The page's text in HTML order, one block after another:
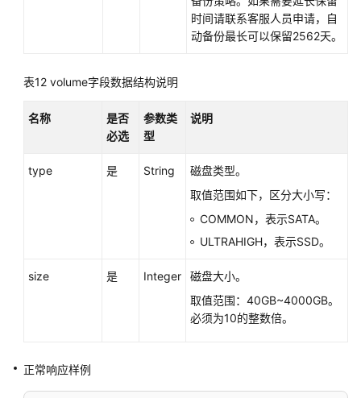
时间请联系客服人员申请，自
动备份最长可以保留2562天。
表12 volume字段数据结构说明
名称
是否
必选
参数类
型
说明
type 是 String
磁盘类型。
取值范围如下，区分大小写：
COMMON，表示SATA。
ULTRAHIGH，表示SSD。
size 是 Integer
磁盘大小。
取值范围：40GB~4000GB。
必须为10的整数倍。
正常响应样例